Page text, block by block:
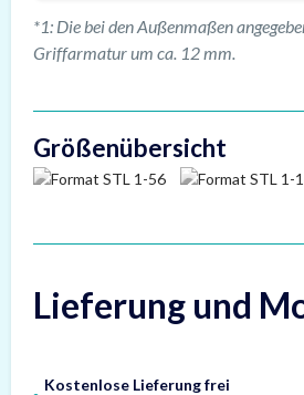
*1: Die bei den Außenmaßen
Griffarmatur um ca. 12 mm.
Größenübersicht
Lieferung und
Kostenlose Lieferung frei